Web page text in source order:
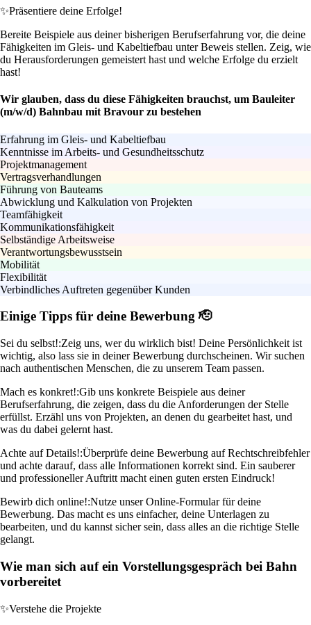
✨Präsentiere deine Erfolge!
Bereite Beispiele aus deiner bisherigen Berufserfahrung vor, die deine
Fähigkeiten im Gleis- und Kabeltiefbau unter Beweis stellen. Zeig, wie
du Herausforderungen gemeistert hast und welche Erfolge du erzielt
hast!
Wir glauben, dass du diese Fähigkeiten brauchst, um Bauleiter
(m/w/d) Bahnbau mit Bravour zu bestehen
Erfahrung im Gleis- und Kabeltiefbau
Kenntnisse im Arbeits- und Gesundheitsschutz
Projektmanagement
Vertragsverhandlungen
Führung von Bauteams
Abwicklung und Kalkulation von Projekten
Teamfähigkeit
Kommunikationsfähigkeit
Selbständige Arbeitsweise
Verantwortungsbewusstsein
Mobilität
Flexibilität
Verbindliches Auftreten gegenüber Kunden
Einige Tipps für deine Bewerbung 🫡
Sei du selbst!:Zeig uns, wer du wirklich bist! Deine Persönlichkeit ist
wichtig, also lass sie in deiner Bewerbung durchscheinen. Wir suchen
nach authentischen Menschen, die zu unserem Team passen.
Mach es konkret!:Gib uns konkrete Beispiele aus deiner
Berufserfahrung, die zeigen, dass du die Anforderungen der Stelle
erfüllst. Erzähl uns von Projekten, an denen du gearbeitet hast, und
was du dabei gelernt hast.
Achte auf Details!:Überprüfe deine Bewerbung auf Rechtschreibfehler
und achte darauf, dass alle Informationen korrekt sind. Ein sauberer
und professioneller Auftritt macht einen guten ersten Eindruck!
Bewirb dich online!:Nutze unser Online-Formular für deine
Bewerbung. Das macht es uns einfacher, deine Unterlagen zu
bearbeiten, und du kannst sicher sein, dass alles an die richtige Stelle
gelangt.
Wie man sich auf ein Vorstellungsgespräch bei Bahn
vorbereitet
✨Verstehe die Projekte